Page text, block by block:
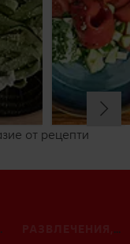
До 30 минути
Начинаещи
С видео
от рецепти
ВРЕМЕ РАЗВЛЕЧЕНИЯ, ОТДИХ И СВОБОДНО ВРЕМЕ